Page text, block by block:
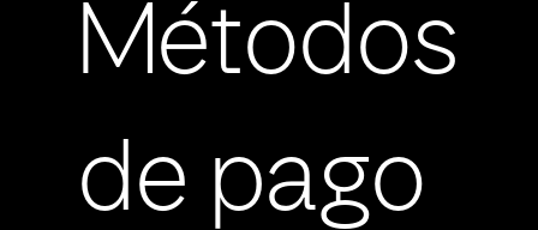
Métodos
de pago